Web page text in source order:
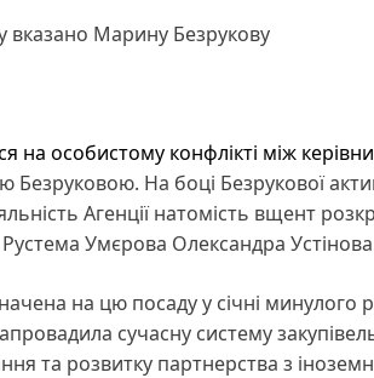
вказано Марину Безрукову
на особистому конфлікті між
На боці Безрукової
Агенції натомість вщент
Умєрова Олександра
на цю посаду у січні минулого
сучасну систему
та розвитку партнерства з